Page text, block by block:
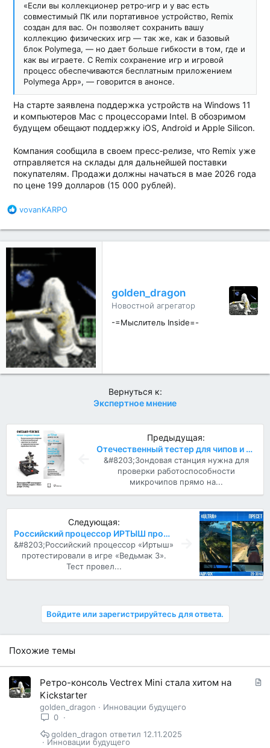
«Если вы коллекционер ретро‑игр и у вас есть
совместимый ПК или портативное устройство, Remix
создан для вас. Он позволяет сохранить вашу
коллекцию физических игр — так же, как и базовый
блок Polymega, — но дает больше гибкости в том, где и
как вы играете. С Remix сохранение игр и игровой
процесс обеспечиваются бесплатным приложением
Polymega App», — говорится в анонсе.
На старте заявлена поддержка устройств на Windows 11
и компьютеров Mac с процессорами Intel. В обозримом
будущем обещают поддержку iOS, Android и Apple Silicon.
Компания сообщила в своем пресс‑релизе, что Remix уже
отправляется на склады для дальнейшей поставки
покупателям. Продажи должны начаться в мае 2026 года
по цене 199 долларов (15 000 рублей).
Б
а
г
д
а
р
с
т
и
:
vovanKARPO
golden_dragon
Новостной агрегатор
-=Мыслитель Inside=-
Вернуться к:
Экспертное мнение
Предыдущая:
Отечественный тестер для чипов и процессоров
&#8203;Зондовая станция нужна для
проверки работоспособности
микрочипов прямо на...
Следующая:
Российский процессор ИРТЫШ протестировали в игре ВЕДЬМАК 3
&#8203;Российский процессор «Иртыш»
протестировали в игре «Ведьмак 3».
Тест провел...
Войдите или зарегистрируйтесь для ответа.
Похожие темы
С
Ретро-консоль Vectrex Mini стала хитом на
Kickstarter
golden_dragon
Инновации будущего
0
Инновации будущего
12.11.2025
golden_dragon